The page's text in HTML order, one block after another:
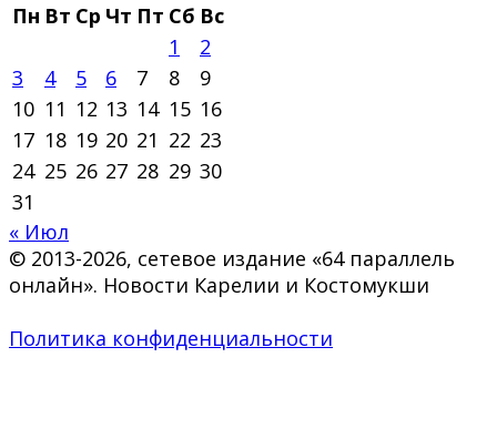
Пн Вт Ср Чт Пт Сб Вс
1
2
3
4 5 6 7 8
9
10 11 12 13 14 15 16
17 18 19 20 21 22 23
24 25 26 27 28 29 30
31
« Июл
© 2013-2026, сетевое издание «64 параллель
онлайн». Новости Карелии и Костомукши
Политика конфиденциальности